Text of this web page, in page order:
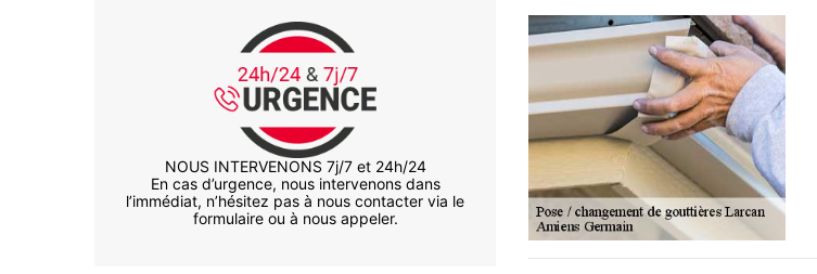
NOUS INTERVENONS 7j/7 et 24h/24
En cas d’urgence, nous intervenons dans
l’immédiat, n’hésitez pas à nous contacter via le
formulaire ou à nous appeler.